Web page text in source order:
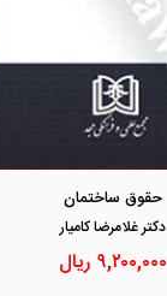
حقوق ساختمان
دكتر غلامرضا كاميار
۹,۲۰۰,۰۰۰ ریال